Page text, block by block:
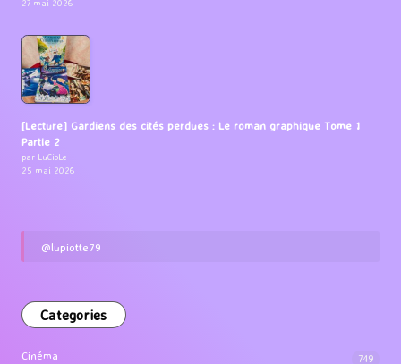
27 mai 2026
[Lecture] Gardiens des cités perdues : Le roman graphique Tome 1
Partie 2
par LuCioLe
25 mai 2026
@lupiotte79
Categories
Cinéma 749